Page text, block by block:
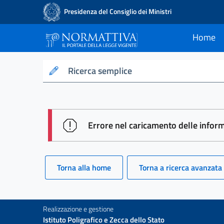
Presidenza del Consiglio dei Ministri
Normattiva - Il
Home
current
Ricerca semplice
session id:
Errore nel caricamento delle
Torna alla home Torna a ricerca avanzata
Realizzazione e gestione
Istituto Poligrafico e Zecca dello Stato